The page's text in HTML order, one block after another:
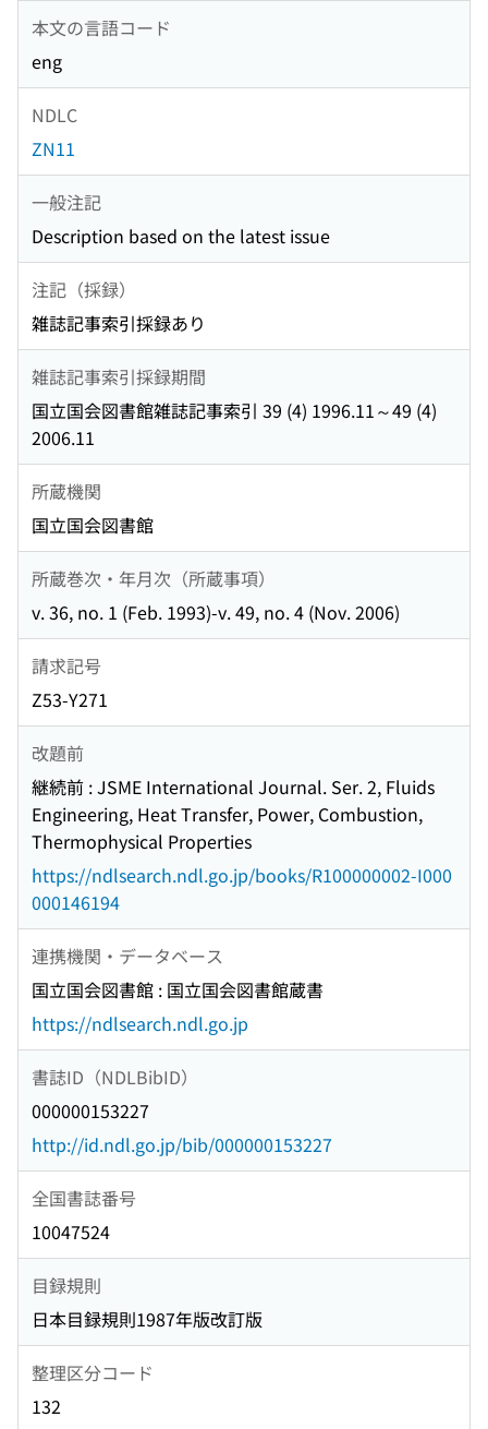
本文の言語コード
eng
NDLC
ZN11
一般注記
Description based on the latest issue
注記（採録）
雑誌記事索引採録あり
雑誌記事索引採録期間
国立国会図書館雑誌記事索引 39 (4) 1996.11～49 (4)
2006.11
所蔵機関
国立国会図書館
所蔵巻次・年月次（所蔵事項）
v. 36, no. 1 (Feb. 1993)-v. 49, no. 4 (Nov. 2006)
請求記号
Z53-Y271
改題前
継続前 : JSME International Journal. Ser. 2, Fluids
Engineering, Heat Transfer, Power, Combustion,
Thermophysical Properties
https://ndlsearch.ndl.go.jp/books/R100000002-I000
000146194
連携機関・データベース
国立国会図書館 : 国立国会図書館蔵書
https://ndlsearch.ndl.go.jp
書誌ID（NDLBibID）
000000153227
http://id.ndl.go.jp/bib/000000153227
全国書誌番号
10047524
目録規則
日本目録規則1987年版改訂版
整理区分コード
132